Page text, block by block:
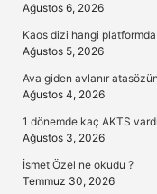
Ağustos 6, 2026
Kaos dizi hangi platformda
Ağustos 5, 2026
Ava giden avlanır
Ağustos 4, 2026
1 dönemde kaç AKTS
Ağustos 3, 2026
İsmet Özel ne okudu ?
Temmuz 30, 2026